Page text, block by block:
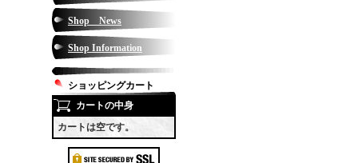
Shop News
Shop Information
ショッピングカート
カートの中身
カートは空です。